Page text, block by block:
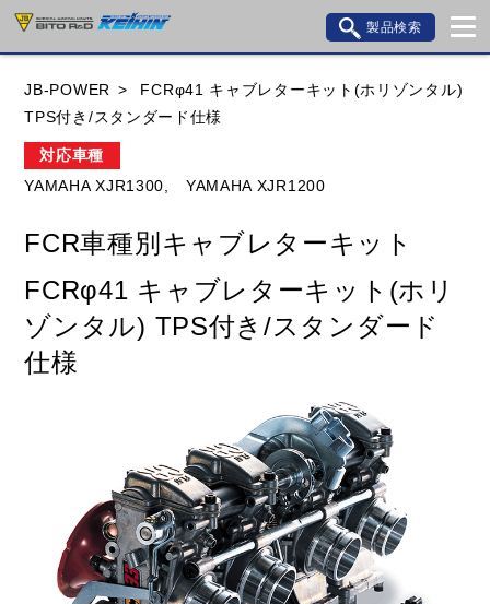
製品検索
車種検索
アイテム検索
HONDA YAMAHA SUZUKI
KAWASAKI BMW DUCATI GILERA
HUSQVANA KTM MOTO GUZZI
TRIUMPH
閉じる
JB-POWER
FCRφ41 キャブレターキット(ホリゾンタル)
TPS付き/スタンダード仕様
対応車種
YAMAHA XJR1300,
YAMAHA XJR1200
FCR車種別キャブレターキット
FCRφ41 キャブレターキット(ホリ
ゾンタル) TPS付き/スタンダード
仕様